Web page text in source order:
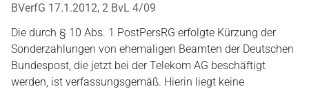
BVerfG 17.1.2012, 2 BvL 4/09
Die durch § 10 Abs. 1 PostPersRG erfolgte Kürzung der
Sonderzahlungen von ehemaligen Beamten der Deutschen
Bundespost, die jetzt bei der Telekom AG beschäftigt
werden, ist verfassungsgemäß. Hierin liegt keine